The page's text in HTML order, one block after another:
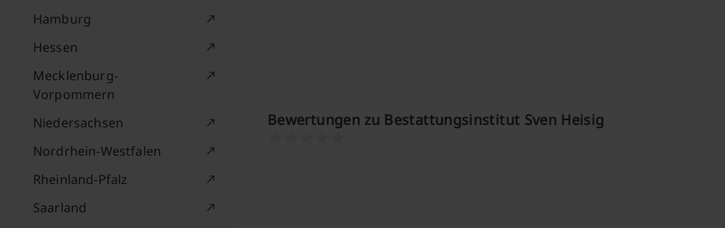
Hamburg
Hessen
Mecklenburg-
Vorpommern
Niedersachsen
Nordrhein-Westfalen
Rheinland-Pfalz
Saarland
Bewertungen zu Bestattungsinstitut Sven Heisig